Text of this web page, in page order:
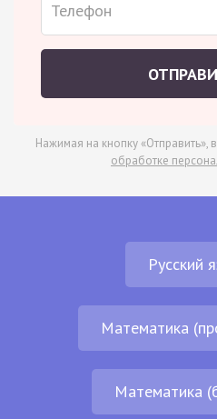
Нажимая на кнопку «Отправить»,
обработке
Русский
Математика
Математика